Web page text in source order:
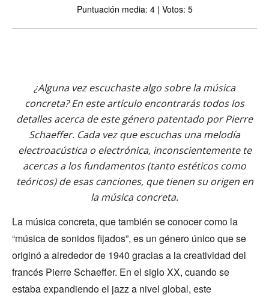
Puntuación media: 4 | Votos: 5
¿Alguna vez escuchaste algo sobre la música
concreta? En este artículo encontrarás todos los
detalles acerca de este género patentado por Pierre
Schaeffer. Cada vez que escuchas una melodía
electroacústica o electrónica, inconscientemente te
acercas a los fundamentos (tanto estéticos como
teóricos) de esas canciones, que tienen su origen en
la música concreta.
La música concreta, que también se conocer como la
“música de sonidos fijados”, es un género único que se
originó a alrededor de 1940 gracias a la creatividad del
francés Pierre Schaeffer. En el siglo XX, cuando se
estaba expandiendo el jazz a nivel global, este